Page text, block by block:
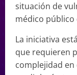
situación de
médico público
La iniciativa
que requieren
complejidad